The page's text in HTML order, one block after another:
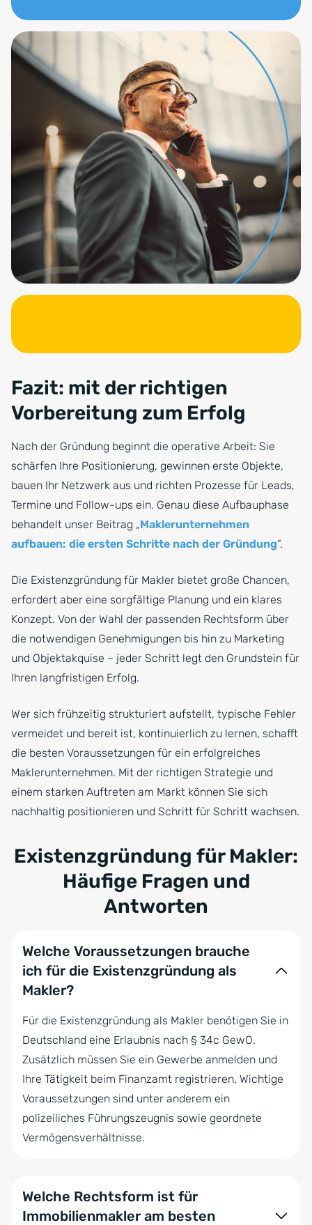
Fazit: mit der richtigen
Vorbereitung zum Erfolg
Nach der Gründung beginnt die operative Arbeit: Sie
schärfen Ihre Positionierung, gewinnen erste Objekte,
bauen Ihr Netzwerk aus und richten Prozesse für Leads,
Termine und Follow-ups ein. Genau diese Aufbauphase
behandelt unser Beitrag „Maklerunternehmen
aufbauen: die ersten Schritte nach der Gründung“.
Die Existenzgründung für Makler bietet große Chancen,
erfordert aber eine sorgfältige Planung und ein klares
Konzept. Von der Wahl der passenden Rechtsform über
die notwendigen Genehmigungen bis hin zu Marketing
und Objektakquise – jeder Schritt legt den Grundstein für
Ihren langfristigen Erfolg.
Wer sich frühzeitig strukturiert aufstellt, typische Fehler
vermeidet und bereit ist, kontinuierlich zu lernen, schafft
die besten Voraussetzungen für ein erfolgreiches
Maklerunternehmen. Mit der richtigen Strategie und
einem starken Auftreten am Markt können Sie sich
nachhaltig positionieren und Schritt für Schritt wachsen.
Existenzgründung für Makler:
Häufige Fragen und
Antworten
Welche Voraussetzungen brauche
ich für die Existenzgründung als
Makler?
Für die Existenzgründung als Makler benötigen Sie in
Deutschland eine Erlaubnis nach § 34c GewO.
Zusätzlich müssen Sie ein Gewerbe anmelden und
Ihre Tätigkeit beim Finanzamt registrieren. Wichtige
Voraussetzungen sind unter anderem ein
polizeiliches Führungszeugnis sowie geordnete
Vermögensverhältnisse.
Welche Rechtsform ist für
Immobilienmakler am besten